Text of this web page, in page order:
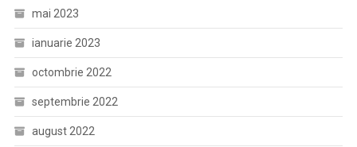
mai 2023
ianuarie 2023
octombrie 2022
septembrie 2022
august 2022